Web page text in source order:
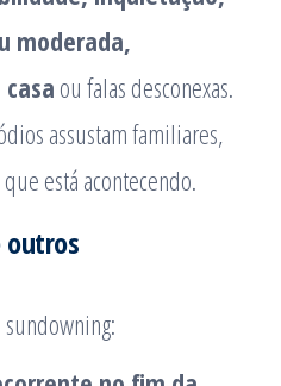
moderada,
ou falas desconexas.
assustam familiares,
está acontecendo.
outros